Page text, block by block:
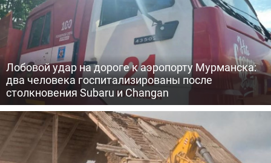
Лобовой удар на дороге к аэропорту Мурманска:
два человека госпитализированы после
столкновения Subaru и Changan